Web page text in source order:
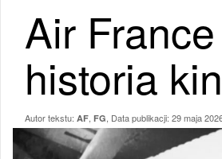
Air
historia
Autor tekstu: AF FG , Data publikacji: 29 maja